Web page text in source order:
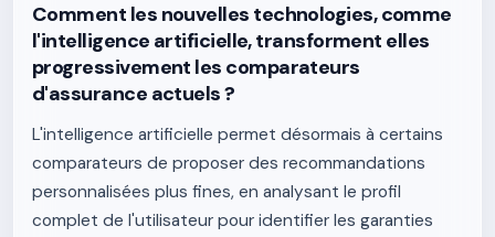
Comment les nouvelles technologies, comme
l'intelligence artificielle, transforment elles
progressivement les comparateurs
d'assurance actuels ?
L'intelligence artificielle permet désormais à certains
comparateurs de proposer des recommandations
personnalisées plus fines, en analysant le profil
complet de l'utilisateur pour identifier les garanties